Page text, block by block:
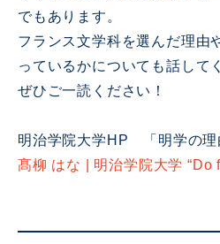
でもあります。
フランス文学科を選んだ理由
っているかについても話して
ぜひご一読ください！
明治学院大学HP 「明学の理
髙柳 はな | 明治学院大学 “Do